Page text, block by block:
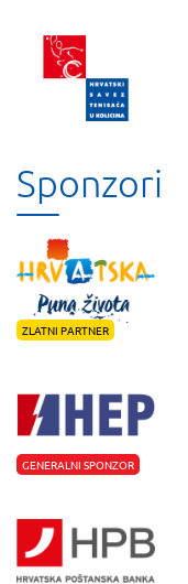
Sponzori
ZLATNI PARTNER
GENERALNI SPONZOR